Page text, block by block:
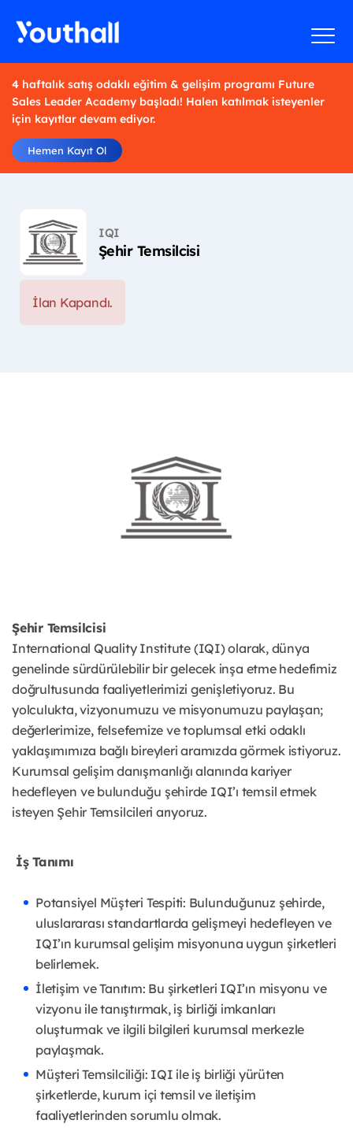
4 haftalık satış odaklı eğitim & gelişim programı Future
Sales Leader Academy başladı! Halen katılmak isteyenler
için kayıtlar devam ediyor.
Hemen Kayıt Ol
IQI
Şehir Temsilcisi
İlan Kapandı.
Şehir Temsilcisi
International Quality Institute (IQI) olarak, dünya
genelinde sürdürülebilir bir gelecek inşa etme hedefimiz
doğrultusunda faaliyetlerimizi genişletiyoruz. Bu
yolculukta, vizyonumuzu ve misyonumuzu paylaşan;
değerlerimize, felsefemize ve toplumsal etki odaklı
yaklaşımımıza bağlı bireyleri aramızda görmek istiyoruz.
Kurumsal gelişim danışmanlığı alanında kariyer
hedefleyen ve bulunduğu şehirde IQI’ı temsil etmek
isteyen Şehir Temsilcileri arıyoruz.
İş Tanımı
Potansiyel Müşteri Tespiti: Bulunduğunuz şehirde,
uluslararası standartlarda gelişmeyi hedefleyen ve
IQI’ın kurumsal gelişim misyonuna uygun şirketleri
belirlemek.
İletişim ve Tanıtım: Bu şirketleri IQI’ın misyonu ve
vizyonu ile tanıştırmak, iş birliği imkanları
oluşturmak ve ilgili bilgileri kurumsal merkezle
paylaşmak.
Müşteri Temsilciliği: IQI ile iş birliği yürüten
şirketlerde, kurum içi temsil ve iletişim
faaliyetlerinden sorumlu olmak.